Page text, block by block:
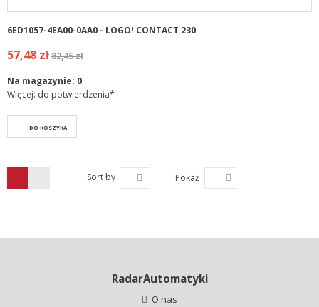
6ED1057-4EA00-0AA0 - LOGO! CONTACT 230
57,48 zł82,45 zł
Na magazynie: 0
Więcej: do potwierdzenia*
DO KOSZYKA
Sort by Pokaż
RadarAutomatyki
O nas